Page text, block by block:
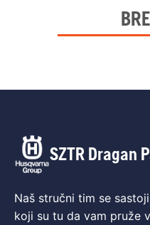
SZTR Dragan
Naš stručni tim se
koji su tu da vam pruže